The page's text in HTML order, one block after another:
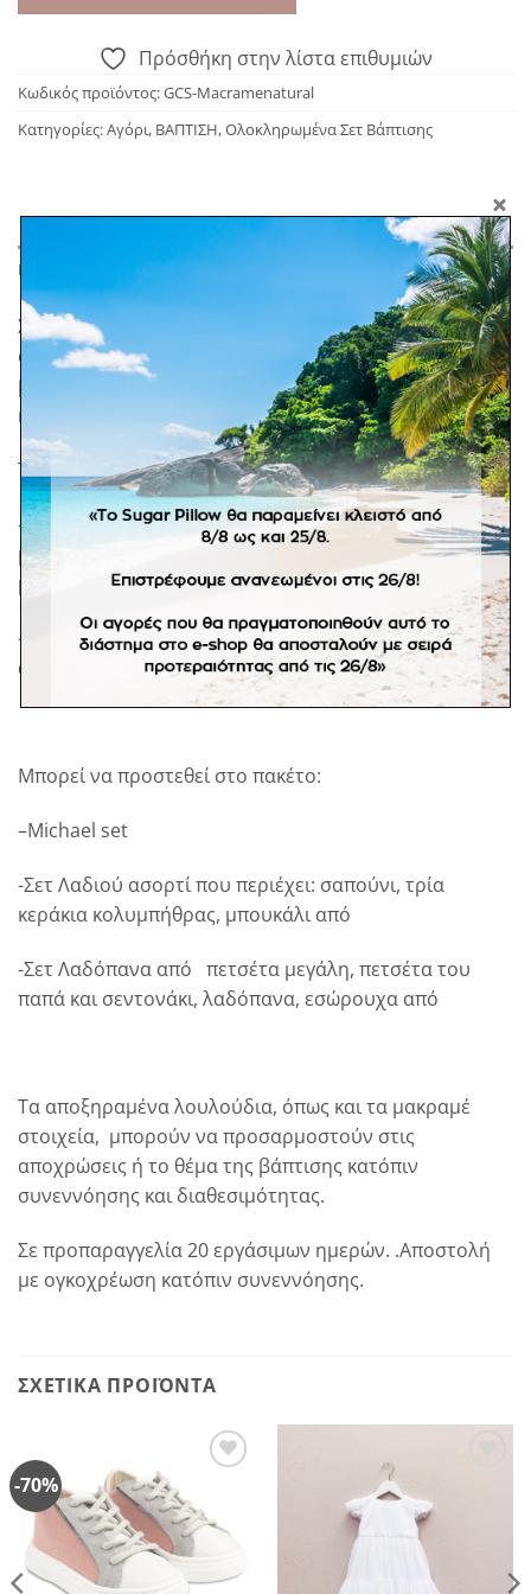
Πρόσθήκη στην λίστα επιθυμιών
Κωδικός προϊόντος:GCS-Macramenatural
Κατηγορίες:Αγόρι, ΒΑΠΤΙΣΗ,Ολοκληρωμένα Σετ Βάπτισης
ΠΕΡΙΓΡΑΦΉ
Σετ βάπτισης με θέμα: Macrame Natural! Το μπουκέτο
αποξηραμένων που διαλέξαμε γι’αυτό το πακέτο
βάπτισης είναι στους τόνους του θαλασσί, του λευκού
και μια πινελιά του μπλε σκούρο.
Το σετ περιλαμβάνει:
-Κυλινδρικό ψάθινο κουτί βάπτισηςμε καπάκι, με
μπουκέτο αποξηραμένων λουλουδιών και μακραμέ
μονόγραμα σε φυσικές και baby blue αποχρώσεις
-Λαμπάδα με μακραμέ φούντες σε φυσικό και θαλασσί
αποχρώσεις και μπουκέτο στις ίδιες αποχρώσεις
Μπορεί να προστεθεί στο πακέτο:
–Michael set
-Σετ Λαδιού ασορτί που περιέχει: σαπούνι, τρία
κεράκια κολυμπήθρας, μπουκάλι από
-Σετ Λαδόπανα από πετσέτα μεγάλη, πετσέτα του
παπά και σεντονάκι, λαδόπανα, εσώρουχα από
Τα αποξηραμένα λουλούδια, όπως και τα μακραμέ
στοιχεία, μπορούν να προσαρμοστούν στις
αποχρώσεις ή το θέμα της βάπτισης κατόπιν
συνεννόησης και διαθεσιμότητας.
Σε προπαραγγελία 20 εργάσιμων ημερών. .Αποστολή
με ογκοχρέωση κατόπιν συνεννόησης.
ΣΧΕΤΙΚΆ ΠΡΟΪΌΝΤΑ
-70%
στην
λίστα
επιθυμιών